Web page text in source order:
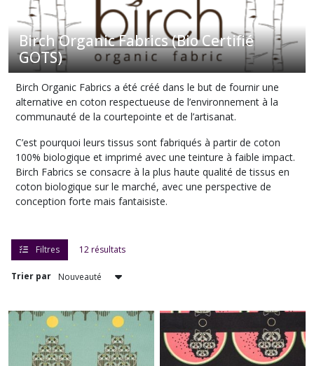
Birch Organic Fabrics (Bio Certifié
GOTS)
Birch Organic Fabrics a été créé dans le but de fournir une
alternative en coton respectueuse de l’environnement à la
communauté de la courtepointe et de l’artisanat.
C’est pourquoi leurs tissus sont fabriqués à partir de coton
100% biologique et imprimé avec une teinture à faible impact.
Birch Fabrics se consacre à la plus haute qualité de tissus en
coton biologique sur le marché, avec une perspective de
conception forte mais fantaisiste.
Filtres 12 résultats
Trier par
Afficher
les
résultats